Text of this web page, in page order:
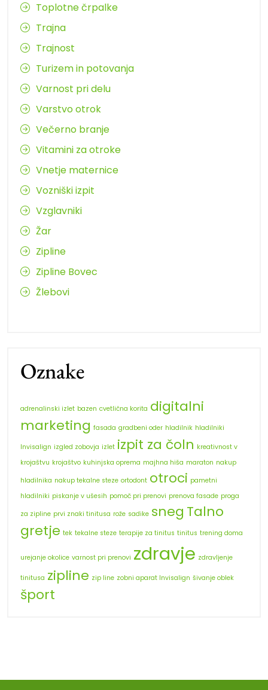
Toplotne črpalke
Trajna
Trajnost
Turizem in potovanja
Varnost pri delu
Varstvo otrok
Večerno branje
Vitamini za otroke
Vnetje maternice
Vozniški izpit
Vzglavniki
Žar
Zipline
Zipline Bovec
Žlebovi
Oznake
adrenalinski izlet bazen cvetlična korita digitalni
marketing fasada gradbeni oder hladilnik hladilniki
Invisalign izgled zobovja izlet izpit za čoln kreativnost v
krojaštvu krojaštvo kuhinjska oprema majhna hiša maraton nakup
hladilnika nakup tekalne steze ortodont otroci pametni
hladilniki piskanje v ušesih pomoč pri prenovi prenova fasade proga
za zipline prvi znaki tinitusa rože sadike sneg Talno
gretje tek tekalne steze terapije za tinitus tinitus trening doma
urejanje okolice varnost pri prenovi zdravje zdravljenje
tinitusa zipline zip line zobni aparat Invisalign šivanje oblek
šport